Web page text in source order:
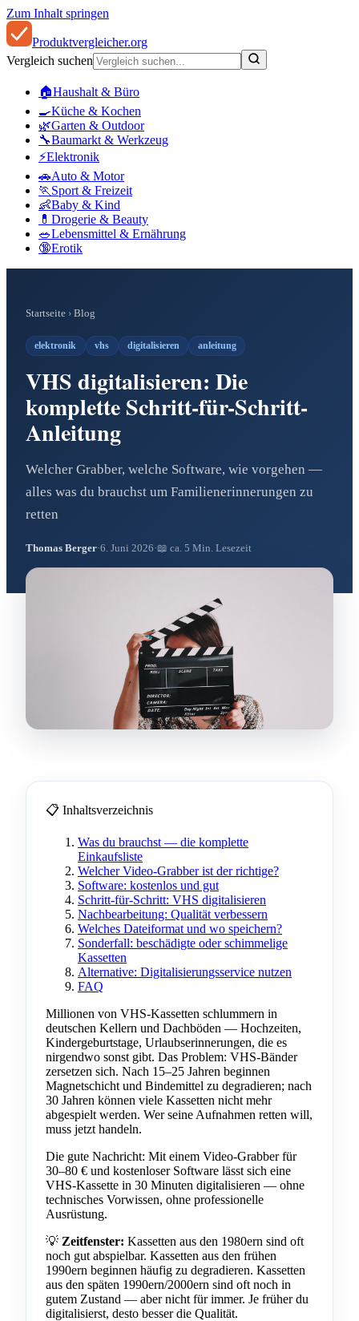
Zum Inhalt springen
Produktvergleicher.org
Vergleich suchen
🏠Haushalt & Büro
🍳Küche & Kochen
🌿Garten & Outdoor
🔧Baumarkt & Werkzeug
⚡Elektronik
🚗Auto & Motor
🏃 Sport & Freizeit
👶Baby & Kind
💊 Drogerie & Beauty
🥗Lebensmittel & Ernährung
🔞Erotik
Startseite › Blog
elektronik vhs digitalisieren anleitung
VHS digitalisieren: Die
komplette Schritt-für-Schritt-
Anleitung
Welcher Grabber, welche Software, wie vorgehen —
alles was du brauchst um Familienerinnerungen zu
retten
Thomas Berger·6. Juni 2026·📖 ca. 5 Min. Lesezeit
📋 Inhaltsverzeichnis
Was du brauchst — die komplette
Einkaufsliste
Welcher Video-Grabber ist der richtige?
Software: kostenlos und gut
Schritt-für-Schritt: VHS digitalisieren
Nachbearbeitung: Qualität verbessern
Welches Dateiformat und wo speichern?
Sonderfall: beschädigte oder schimmelige
Kassetten
Alternative: Digitalisierungsservice nutzen
FAQ
Millionen von VHS-Kassetten schlummern in
deutschen Kellern und Dachböden — Hochzeiten,
Kindergeburtstage, Urlaubserinnerungen, die es
nirgendwo sonst gibt. Das Problem: VHS-Bänder
zersetzen sich. Nach 15–25 Jahren beginnen
Magnetschicht und Bindemittel zu degradieren; nach
30 Jahren können viele Kassetten nicht mehr
abgespielt werden. Wer seine Aufnahmen retten will,
muss jetzt handeln.
Die gute Nachricht: Mit einem Video-Grabber für
30–80 € und kostenloser Software lässt sich eine
VHS-Kassette in 30 Minuten digitalisieren — ohne
technisches Vorwissen, ohne professionelle
Ausrüstung.
💡 Zeitfenster: Kassetten aus den 1980ern sind oft
noch gut abspielbar. Kassetten aus den frühen
1990ern beginnen häufig zu degradieren. Kassetten
aus den späten 1990ern/2000ern sind oft noch in
gutem Zustand — aber nicht für immer. Je früher du
digitalisierst, desto besser die Qualität.